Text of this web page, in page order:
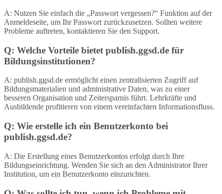
A: Nutzen Sie einfach die „Passwort vergessen?“ Funktion auf der
Anmeldeseite, um Ihr Passwort zurückzusetzen. Sollten weitere
Probleme auftreten, kontaktieren Sie den Support.
Q: Welche Vorteile bietet publish.ggsd.de für
Bildungsinstitutionen?
A: publish.ggsd.de ermöglicht einen zentralisierten Zugriff auf
Bildungsmaterialien und administrative Daten, was zu einer
besseren Organisation und Zeitersparnis führt. Lehrkräfte und
Ausbildende profitieren von einem vereinfachten Informationsfluss.
Q: Wie erstelle ich ein Benutzerkonto bei
publish.ggsd.de?
A: Die Erstellung eines Benutzerkontos erfolgt durch Ihre
Bildungseinrichtung. Wenden Sie sich an den Administrator Ihrer
Institution, um ein Benutzerkonto einzurichten.